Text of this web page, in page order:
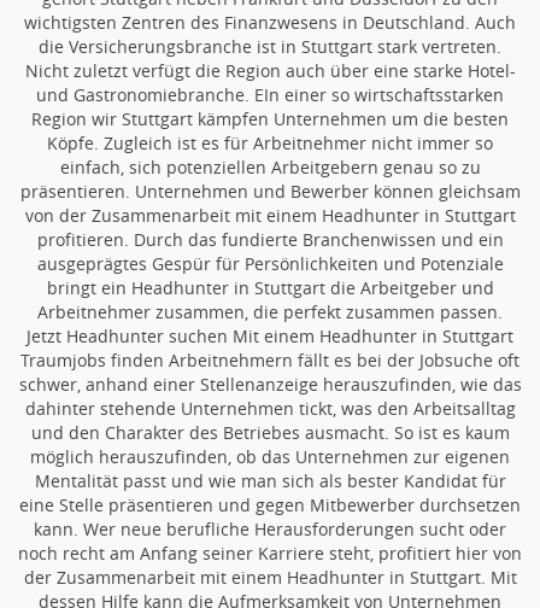
wichtigsten Zentren des Finanzwesens in Deutschland. Auch
die Versicherungsbranche ist in Stuttgart stark vertreten.
Nicht zuletzt verfügt die Region auch über eine starke Hotel-
und Gastronomiebranche. EIn einer so wirtschaftsstarken
Region wir Stuttgart kämpfen Unternehmen um die besten
Köpfe. Zugleich ist es für Arbeitnehmer nicht immer so
einfach, sich potenziellen Arbeitgebern genau so zu
präsentieren. Unternehmen und Bewerber können gleichsam
von der Zusammenarbeit mit einem Headhunter in Stuttgart
profitieren. Durch das fundierte Branchenwissen und ein
ausgeprägtes Gespür für Persönlichkeiten und Potenziale
bringt ein Headhunter in Stuttgart die Arbeitgeber und
Arbeitnehmer zusammen, die perfekt zusammen passen.
Jetzt Headhunter suchen Mit einem Headhunter in Stuttgart
Traumjobs finden Arbeitnehmern fällt es bei der Jobsuche oft
schwer, anhand einer Stellenanzeige herauszufinden, wie das
dahinter stehende Unternehmen tickt, was den Arbeitsalltag
und den Charakter des Betriebes ausmacht. So ist es kaum
möglich herauszufinden, ob das Unternehmen zur eigenen
Mentalität passt und wie man sich als bester Kandidat für
eine Stelle präsentieren und gegen Mitbewerber durchsetzen
kann. Wer neue berufliche Herausforderungen sucht oder
noch recht am Anfang seiner Karriere steht, profitiert hier von
der Zusammenarbeit mit einem Headhunter in Stuttgart. Mit
dessen Hilfe kann die Aufmerksamkeit von Unternehmen